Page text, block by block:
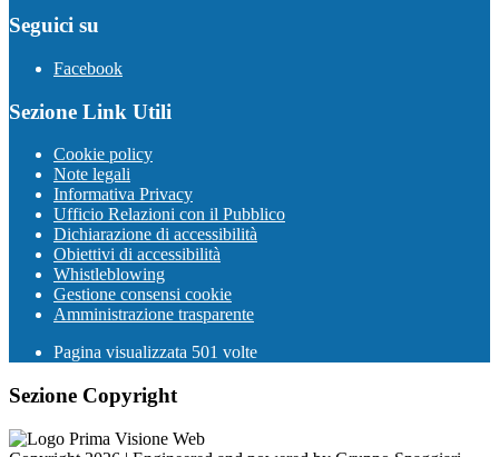
Seguici su
Facebook
Sezione Link Utili
Cookie policy
Note legali
Informativa Privacy
Ufficio Relazioni con il Pubblico
Dichiarazione di accessibilità
Obiettivi di accessibilità
Whistleblowing
Gestione consensi cookie
Amministrazione trasparente
Pagina visualizzata 501 volte
Sezione Copyright